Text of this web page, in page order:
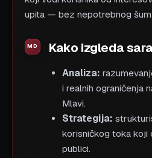
upita — bez nepotrebnog
Kako izgleda
Analiza:
i realnih ograničenja
Mlavi.
Strategija:
korisničkog toka koji
publici.